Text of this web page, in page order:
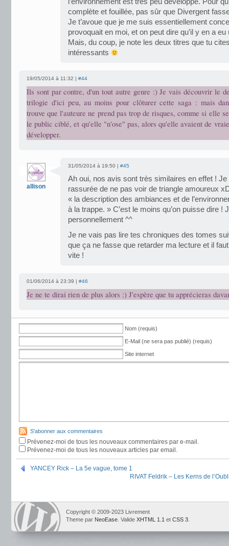
complète et fouillée, pas sûr que Divergent
Je t’avoue que je me suis essentiellement
provoquait en moi, et on peut dire qu’il y en a
Mais, du coup, je note les deux titres que tu
intéressants
19/05/2014 à 11:32 | #44
Ils sont par contre, d'un tout autre genre :) Je vais découvrir le
trilogie d'ici peu, au moins pour clôturer cette saga : mais
trouve que l'auteure ne prend pas trop de risques, comme si elle
le public ciblé, et qu'elle "n'ose" pas, alors qu'elle avaient de
développer.
allison
31/05/2014 à 19:50 | #45
Ah oui, nos avis sont très similaires en effet !
rassurée de ne pas voir de triangle amoureux
« la description des ambiances et de
à la trappe. » C’est le moins qu’on puisse dire !
personnellement ^^
Je ne vais pas lire tes chroniques des tomes
que ça ne fasse que retarder ma lecture et il
vite !
01/06/2014 à 23:39 | #46
Je ne te dirai rien de plus alors :) J'espère que tu apprécieras
Nom (requis)
E-Mail (ne sera pas publié) (requis)
Site internet
S'abonner aux commentaires
Prévenez-moi de tous les nouveaux commentaires par e-mail.
Prévenez-moi de tous les nouveaux articles par email.
YANCEY Rick – La 5e vague, tome 1
RIVAT Feldrik – Les Kerns de
Copyright © 2009-2023 Livrement
Theme par NeoEase . Valide XHTML 1.1 et CSS 3